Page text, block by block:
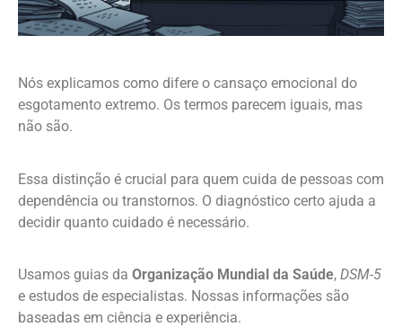
Nós explicamos como difere o cansaço emocional do
esgotamento extremo. Os termos parecem iguais, mas
não são.
Essa distinção é crucial para quem cuida de pessoas com
dependência ou transtornos. O diagnóstico certo ajuda a
decidir quanto cuidado é necessário.
Usamos guias da Organização Mundial da Saúde, DSM-5
e estudos de especialistas. Nossas informações são
baseadas em ciência e experiência.